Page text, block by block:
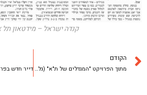
קנדה ישראל – מידטאון תל
הקודם
מתוך הפרויקט "המגדלים של ת"א" (גלובס): מידטאון תל אביב